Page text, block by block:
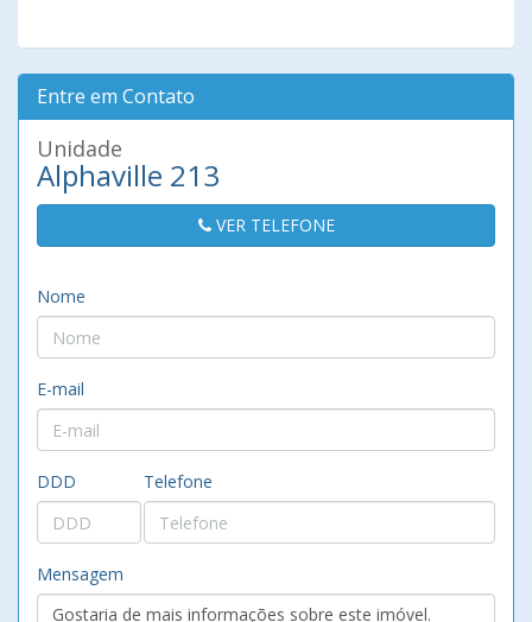
Entre em Contato
Unidade
Alphaville 213
VER TELEFONE
Nome
E-mail
DDD Telefone
Mensagem